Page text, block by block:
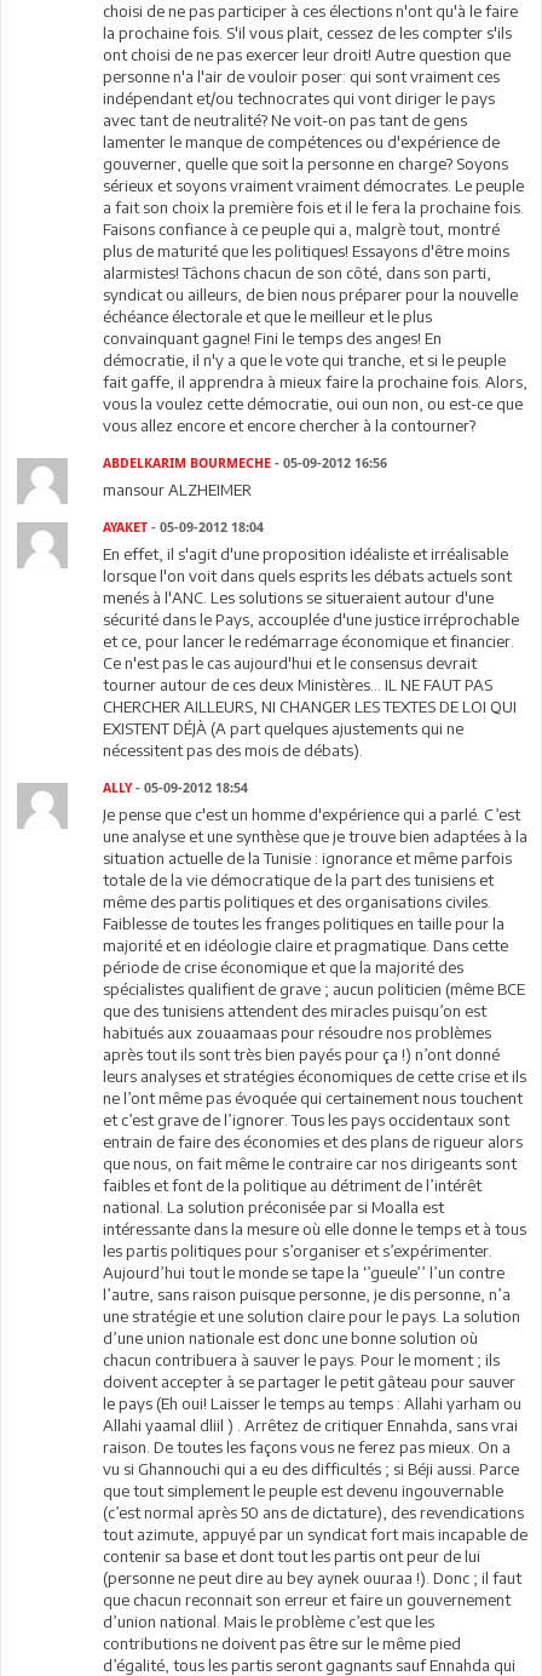
choisi de ne pas participer à ces élections n'ont qu'à le faire
la prochaine fois. S'il vous plait, cessez de les compter s'ils
ont choisi de ne pas exercer leur droit! Autre question que
personne n'a l'air de vouloir poser: qui sont vraiment ces
indépendant et/ou technocrates qui vont diriger le pays
avec tant de neutralité? Ne voit-on pas tant de gens
lamenter le manque de compétences ou d'expérience de
gouverner, quelle que soit la personne en charge? Soyons
sérieux et soyons vraiment vraiment démocrates. Le peuple
a fait son choix la première fois et il le fera la prochaine fois.
Faisons confiance à ce peuple qui a, malgrè tout, montré
plus de maturité que les politiques! Essayons d'être moins
alarmistes! Tâchons chacun de son côté, dans son parti,
syndicat ou ailleurs, de bien nous préparer pour la nouvelle
échéance électorale et que le meilleur et le plus
convainquant gagne! Fini le temps des anges! En
démocratie, il n'y a que le vote qui tranche, et si le peuple
fait gaffe, il apprendra à mieux faire la prochaine fois. Alors,
vous la voulez cette démocratie, oui oun non, ou est-ce que
vous allez encore et encore chercher à la contourner?
ABDELKARIM BOURMECHE - 05-09-2012 16:56
mansour ALZHEIMER
AYAKET - 05-09-2012 18:04
En effet, il s'agit d'une proposition idéaliste et irréalisable
lorsque l'on voit dans quels esprits les débats actuels sont
menés à l'ANC. Les solutions se situeraient autour d'une
sécurité dans le Pays, accouplée d'une justice irréprochable
et ce, pour lancer le redémarrage économique et financier.
Ce n'est pas le cas aujourd'hui et le consensus devrait
tourner autour de ces deux Ministères... IL NE FAUT PAS
CHERCHER AILLEURS, NI CHANGER LES TEXTES DE LOI QUI
EXISTENT DÉJÀ (A part quelques ajustements qui ne
nécessitent pas des mois de débats).
ALLY- 05-09-2012 18:54
Je pense que c'est un homme d'expérience qui a parlé. C’est
une analyse et une synthèse que je trouve bien adaptées à la
situation actuelle de la Tunisie : ignorance et même parfois
totale de la vie démocratique de la part des tunisiens et
même des partis politiques et des organisations civiles.
Faiblesse de toutes les franges politiques en taille pour la
majorité et en idéologie claire et pragmatique. Dans cette
période de crise économique et que la majorité des
spécialistes qualifient de grave ; aucun politicien (même BCE
que des tunisiens attendent des miracles puisqu’on est
habitués aux zouaamaas pour résoudre nos problèmes
après tout ils sont très bien payés pour ça !) n’ont donné
leurs analyses et stratégies économiques de cette crise et ils
ne l’ont même pas évoquée qui certainement nous touchent
et c’est grave de l’ignorer. Tous les pays occidentaux sont
entrain de faire des économies et des plans de rigueur alors
que nous, on fait même le contraire car nos dirigeants sont
faibles et font de la politique au détriment de l’intérêt
national. La solution préconisée par si Moalla est
intéressante dans la mesure où elle donne le temps et à tous
les partis politiques pour s’organiser et s’expérimenter.
Aujourd’hui tout le monde se tape la ‘’gueule’’ l’un contre
l’autre, sans raison puisque personne, je dis personne, n’a
une stratégie et une solution claire pour le pays. La solution
d’une union nationale est donc une bonne solution où
chacun contribuera à sauver le pays. Pour le moment ; ils
doivent accepter à se partager le petit gâteau pour sauver
le pays (Eh oui! Laisser le temps au temps : Allahi yarham ou
Allahi yaamal dliil ) . Arrêtez de critiquer Ennahda, sans vrai
raison. De toutes les façons vous ne ferez pas mieux. On a
vu si Ghannouchi qui a eu des difficultés ; si Béji aussi. Parce
que tout simplement le peuple est devenu ingouvernable
(c’est normal après 50 ans de dictature), des revendications
tout azimute, appuyé par un syndicat fort mais incapable de
contenir sa base et dont tout les partis ont peur de lui
(personne ne peut dire au bey aynek ouuraa !). Donc ; il faut
que chacun reconnait son erreur et faire un gouvernement
d’union national. Mais le problème c’est que les
contributions ne doivent pas être sur le même pied
d’égalité, tous les partis seront gagnants sauf Ennahda qui